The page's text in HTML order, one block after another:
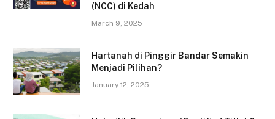
(NCC) di Kedah
March 9, 2025
Hartanah di Pinggir Bandar Semakin
Menjadi Pilihan?
January 12, 2025